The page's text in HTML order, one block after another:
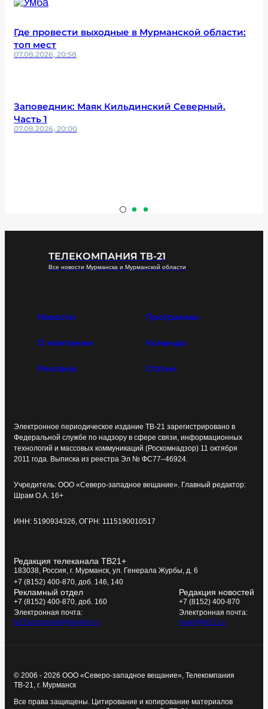
Где провести выходные в Мурманской области:
топ мест
07.08.2026, 20:58
Заповедник: Маяк Кильдинский Северный.
Часть 1
07.08.2026, 20:00
ТЕЛЕКОМПАНИЯ ТВ-21
Все новости Мурманска и Мурманской области
Новости Программы
О компании Команда
Реклама Статьи
Электронное периодическое издание ТВ-21 зарегистрировано в
Федеральной службе по надзору в сфере связи, информационных
технологий и массовых коммуникаций (Роскомнадзор) 11 октября
2011 года. Выписка из реестра Эл № ФС77–46924.
Учредитель: ООО «Северо-западное вещание». Главный редактор:
Шрам О.А. 16+
ИНН: 5190934326, ОГРН: 1115190010517
Редакция телеканала ТВ21+
183038, Россия, г. Мурманск, ул. Генерала Журбы, д. 6
+7 (8152) 400-870, доб. 146, 140
Рекламный отдел
+7 (8152) 400-870, доб. 160
Электронная почта:
tv21kompania@yandex.ru
Редакция новостей
+7 (8152) 400-870
Электронная почта:
news@tv21.ru
© 2006 - 2026 ООО «Северо-западное вещание», Телекомпания
ТВ-21, г. Мурманск
Все права защищены. Цитирование и копирование материалов